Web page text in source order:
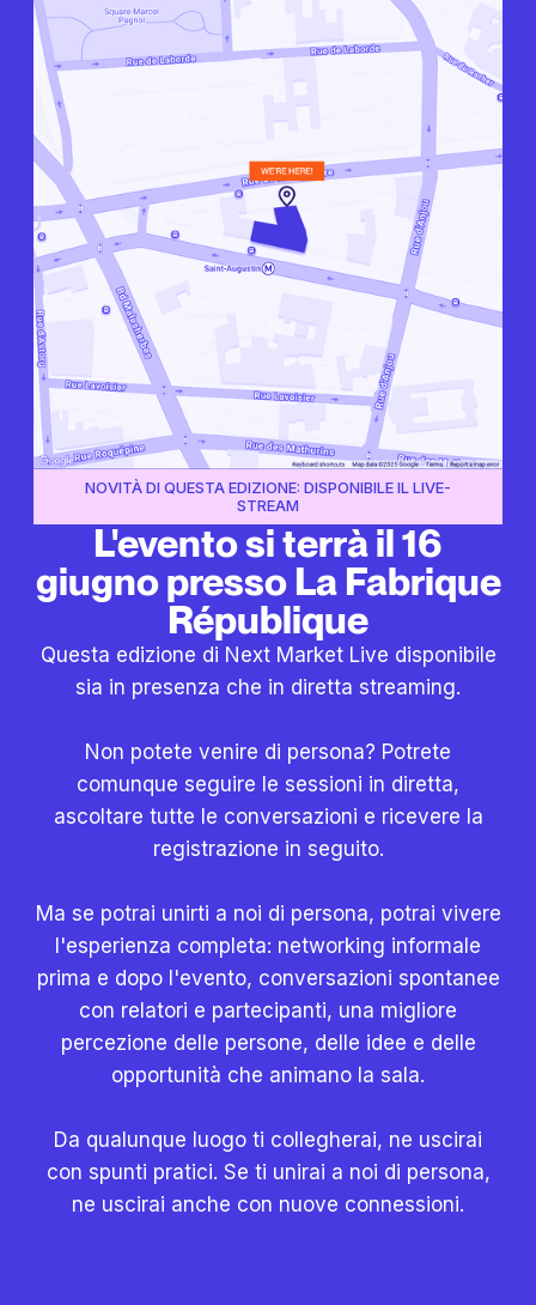
NOVITÀ DI QUESTA EDIZIONE: DISPONIBILE IL LIVE-
STREAM
L'evento si terrà il 16
giugno presso La Fabrique
République
Questa edizione di Next Market Live disponibile
sia in presenza che in diretta streaming.
Non potete venire di persona? Potrete
comunque seguire le sessioni in diretta,
ascoltare tutte le conversazioni e ricevere la
registrazione in seguito.
Ma se potrai unirti a noi di persona, potrai vivere
l'esperienza completa: networking informale
prima e dopo l'evento, conversazioni spontanee
con relatori e partecipanti, una migliore
percezione delle persone, delle idee e delle
opportunità che animano la sala.
Da qualunque luogo ti collegherai, ne uscirai
con spunti pratici. Se ti unirai a noi di persona,
ne uscirai anche con nuove connessioni.